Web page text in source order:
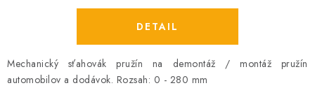
DETAIL
Mechanický sťahovák pružín na demontáž / montáž pružín
automobilov a dodávok. Rozsah: 0 - 280 mm